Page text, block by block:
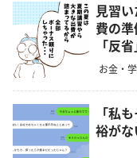
見習
費の
「反
お金・
「私
裕が